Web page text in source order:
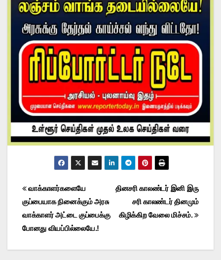
Post
navigation
தினசரி காலண்டர் இனி இரு
சரி காலண்டர் தினமும்
கிழிக்கிற வேலை மிச்சம்.
வாக்காளர்களையே
குப்பையாக நினைக்கும் அரசு
வாக்காளர் அட்டை குப்பைக்கு
போனது வியப்பில்லையே.!